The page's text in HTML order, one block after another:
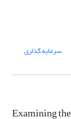
سرمایه گذاری
Examining